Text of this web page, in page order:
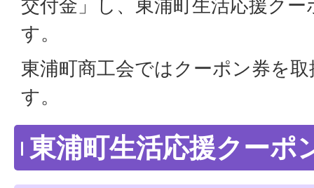
交付金」し、東浦町生活応援ク
す。
東浦町商工会ではクーポン券を
す。
東浦町生活応援クーポ